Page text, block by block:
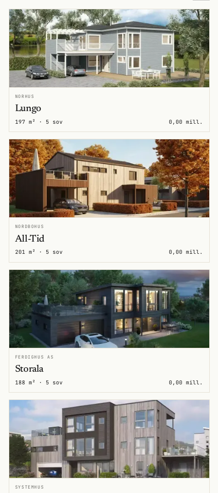
NORHUS
Lungo
197 m² · 5 sov 0,00 mill.
NORDBOHUS
All-Tid
201 m² · 5 sov 0,00 mill.
FERDIGHUS AS
Storala
188 m² · 5 sov 0,00 mill.
SYSTEMHUS